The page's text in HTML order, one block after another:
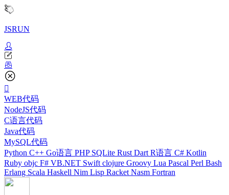
JSRUN
WEB代码
NodeJS代码
C语言代码
Java代码
MySQL代码
Python C++ Go语言 PHP SQLite Rust Dart R语言 C# Kotlin
Ruby objc F# VB.NET Swift clojure Groovy Lua Pascal Perl Bash
Erlang Scala Haskell Nim Lisp Racket Nasm Fortran